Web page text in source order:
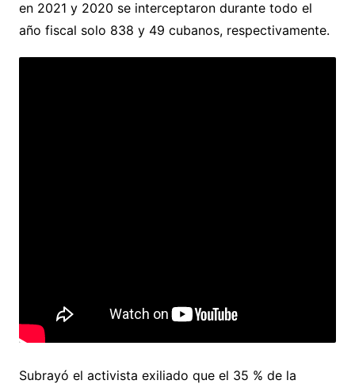
en 2021 y 2020 se interceptaron durante todo el
año fiscal solo 838 y 49 cubanos, respectivamente.
Subrayó el activista exiliado que el 35 % de la